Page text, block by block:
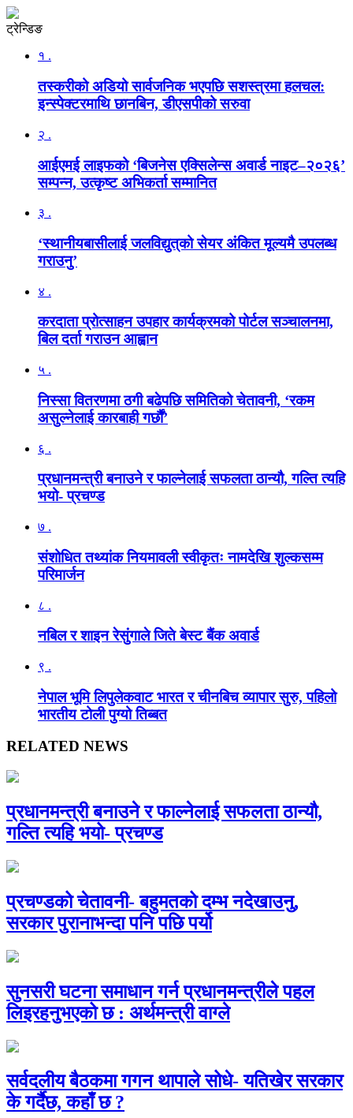
ट्रेन्डिङ
१ .
तस्करीको अडियो सार्वजनिक भएपछि सशस्त्रमा हलचल:
इन्स्पेक्टरमाथि छानबिन, डीएसपीको सरुवा
२ .
आईएमई लाइफको ‘बिजनेस एक्सिलेन्स अवार्ड नाइट–२०२६’
सम्पन्न, उत्कृष्ट अभिकर्ता सम्मानित
३ .
‘स्थानीयबासीलाई जलविद्युत्‌को सेयर अंकित मूल्यमै उपलब्ध
गराउनु’
४ .
करदाता प्रोत्साहन उपहार कार्यक्रमको पोर्टल सञ्चालनमा,
बिल दर्ता गराउन आह्वान
५ .
निस्सा वितरणमा ठगी बढेपछि समितिको चेतावनी, ‘रकम
असुल्नेलाई कारबाही गर्छाैं’
६ .
प्रधानमन्त्री बनाउने र फाल्नेलाई सफलता ठान्यौ, गल्ति त्यहि
भयो- प्रचण्ड
७ .
संशोधित तथ्यांक नियमावली स्वीकृतः नामदेखि शुल्कसम्म
परिमार्जन
८ .
नबिल र शाइन रेसुंगाले जिते बेस्ट बैंक अवार्ड
९ .
नेपाल भूमि लिपुलेकवाट भारत र चीनबिच व्यापार सुरु, पहिलो
भारतीय टोली पुग्यो तिब्बत
RELATED NEWS
प्रधानमन्त्री बनाउने र फाल्नेलाई सफलता ठान्यौ,
गल्ति त्यहि भयो- प्रचण्ड
प्रचण्डको चेतावनी- बहुमतको दम्भ नदेखाउनु,
सरकार पुरानाभन्दा पनि पछि पर्यो
सुनसरी घटना समाधान गर्न प्रधानमन्त्रीले पहल
लिइरहनुभएको छ : अर्थमन्त्री वाग्ले
सर्वदलीय बैठकमा गगन थापाले सोधे- यतिखेर सरकार
के गर्दैछ, कहाँ छ ?